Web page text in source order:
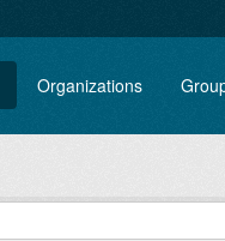
Organizations